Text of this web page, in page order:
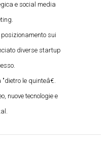
e social media
sui
diverse startup
le quinteâ€.
nuove tecnologie e